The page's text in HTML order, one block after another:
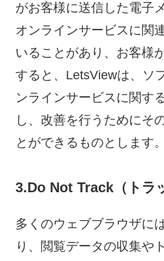
がお客様に送信した電子
オンラインサービスに関
いることがあり、お客様
すると、LetsViewは、ソ
ンラインサービスに関す
し、改善を行うためにそ
とができるものとします。
3.Do Not Track（トラ
多くのウェブブラウザに
り、閲覧データの収集や